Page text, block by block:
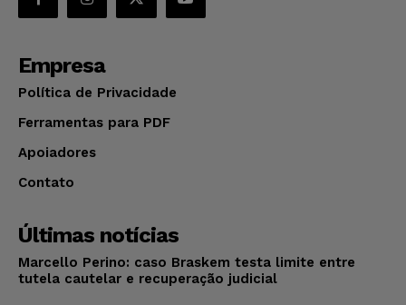
Empresa
Política de Privacidade
Ferramentas para PDF
Apoiadores
Contato
Últimas notícias
Marcello Perino: caso Braskem testa limite entre
tutela cautelar e recuperação judicial